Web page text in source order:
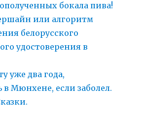
бокала пива!
или алгоритм
белорусского
удостоверения в
уже два года,
в Мюнхене, если заболел.